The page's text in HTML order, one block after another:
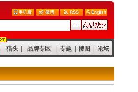
猎头 品牌专区 专题 搜图 论坛